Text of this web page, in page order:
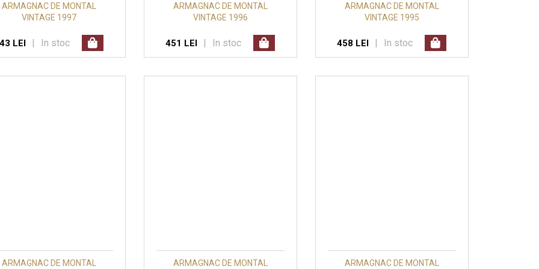
ARMAGNAC DE MONTAL
VINTAGE 1997
LEI | In stoc
ARMAGNAC DE MONTAL
VINTAGE 1996
451 LEI | In stoc
ARMAGNAC DE MONTAL
VINTAGE 1995
458 LEI | In stoc
ARMAGNAC DE MONTAL ARMAGNAC DE MONTAL ARMAGNAC DE MONTAL